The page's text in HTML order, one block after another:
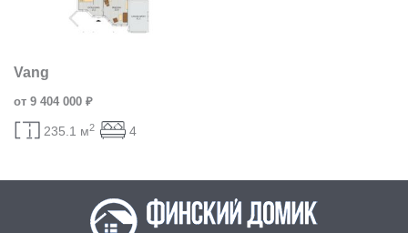
Vang
от 9 404 000 ₽
235.1 м2 4